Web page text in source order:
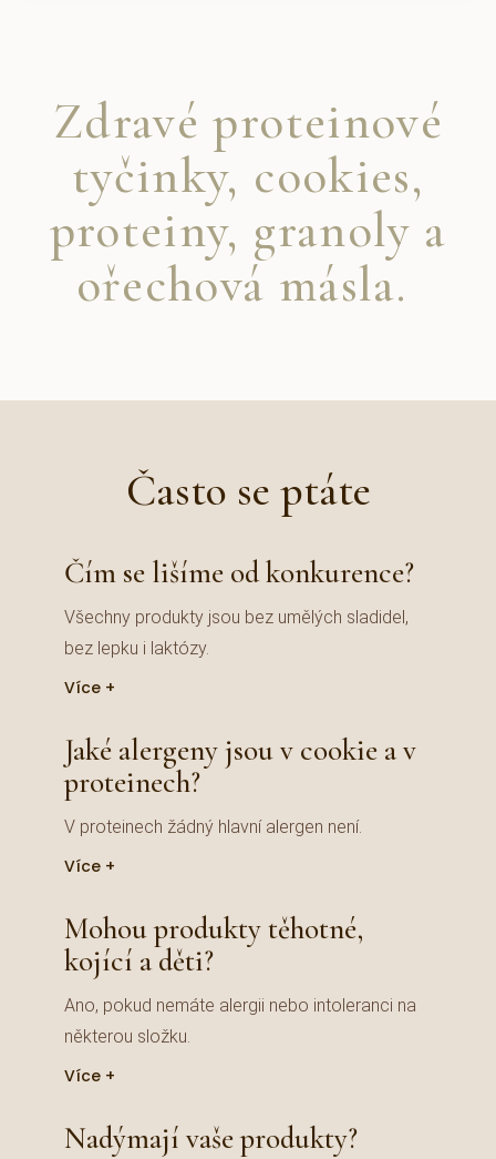
Zdravé proteinové
tyčinky, cookies,
proteiny, granoly a
ořechová másla.
Často se ptáte
Čím se lišíme od konkurence?
Všechny produkty jsou bez umělých sladidel,
bez lepku i laktózy.
Více
Jaké alergeny jsou v cookie a v
proteinech?
V proteinech žádný hlavní alergen není.
Více
Mohou produkty těhotné,
kojící a děti?
Ano, pokud nemáte alergii nebo intoleranci na
některou složku.
Více
Nadýmají vaše produkty?